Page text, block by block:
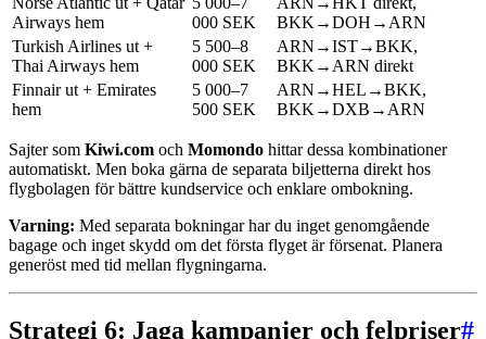
Airways hem
000 SEK
BKK→DOH→ARN
Turkish Airlines ut +
Thai Airways hem
5 500–8
000 SEK
ARN→IST→BKK,
BKK→ARN direkt
Finnair ut + Emirates
hem
5 000–7
500 SEK
ARN→HEL→BKK,
BKK→DXB→ARN
Sajter som Kiwi.com och Momondo hittar dessa kombinationer
automatiskt. Men boka gärna de separata biljetterna direkt hos
flygbolagen för bättre kundservice och enklare ombokning.
Varning: Med separata bokningar har du inget genomgående
bagage och inget skydd om det första flyget är försenat. Planera
generöst med tid mellan flygningarna.
Strategi 6: Jaga kampanjer och felpriser#